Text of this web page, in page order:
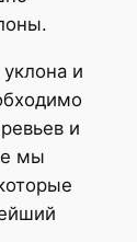
и
и
мы